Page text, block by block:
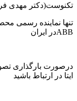
تکنوست(دکتر مهدی
تنها نماینده رسمی
ABBدر ایران
درصورت بارگذاری
ایتا در ارتباط باشید